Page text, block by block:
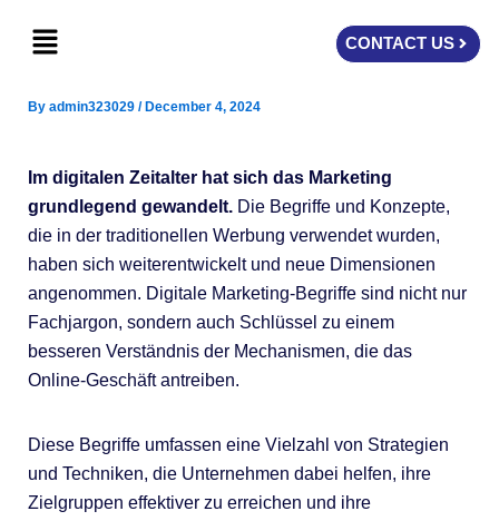
Menu CONTACT US
By admin323029 / December 4, 2024
Im digitalen Zeitalter hat sich das Marketing
grundlegend gewandelt.Die Begriffe und Konzepte,
die in der traditionellen Werbung verwendet wurden,
haben sich weiterentwickelt und neue Dimensionen
angenommen. Digitale Marketing-Begriffe sind nicht nur
Fachjargon, sondern auch Schlüssel zu einem
besseren Verständnis der Mechanismen, die das
Online-Geschäft antreiben.
Diese Begriffe umfassen eine Vielzahl von Strategien
und Techniken, die Unternehmen dabei helfen, ihre
Zielgruppen effektiver zu erreichen und ihre